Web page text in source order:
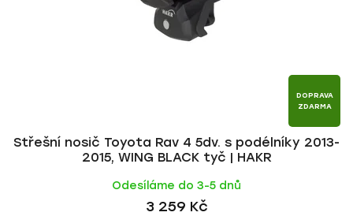
DOPRAVA
ZDARMA
Střešní nosič Toyota Rav 4 5dv. s podélníky 2013-
2015, WING BLACK tyč | HAKR
Odesíláme do 3-5 dnů
3 259 Kč